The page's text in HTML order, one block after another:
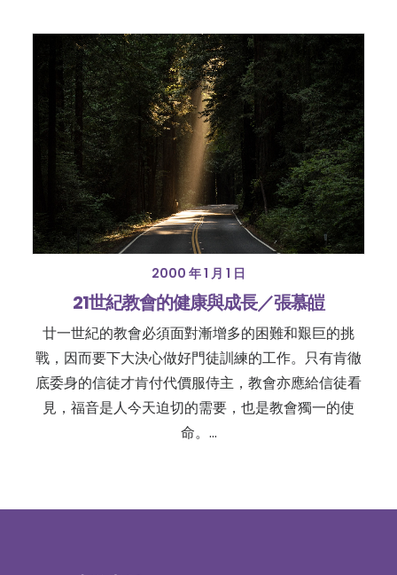
2000 年 1 月 1 日
21世紀教會的健康與成長／張慕皚
廿一世紀的教會必須面對漸增多的困難和艱巨的挑
戰，因而要下大決心做好門徒訓練的工作。只有肯徹
底委身的信徒才肯付代價服侍主，教會亦應給信徒看
見，福音是人今天迫切的需要，也是教會獨一的使
命。…